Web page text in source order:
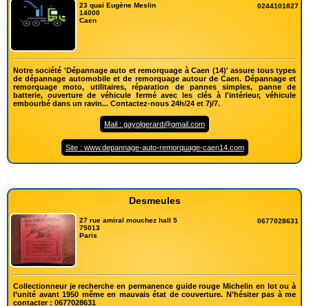
23 quai Eugène Meslin
14000
Caen
0244101827
Notre société 'Dépannage auto et remorquage à Caen (14)' assure tous types
de dépannage automobile et de remorquage autour de Caen. Dépannage et
remorquage moto, utilitaires, réparation de pannes simples, panne de
batterie, ouverture de véhicule fermé avec les clés à l'intérieur, véhicule
embourbé dans un ravin... Contactez-nous 24h/24 et 7j/7.
Mail : gayolgerard@gmail.com
Site : www.depannage-auto-remorquage-caen14.com
Desmeules
27 rue amiral mouchez hall 5
75013
Paris
0677028631
Collectionneur je recherche en permanence guide rouge Michelin en lot ou à
l’unité avant 1950 même en mauvais état de couverture. N’hésiter pas à me
contacter : 0677028631